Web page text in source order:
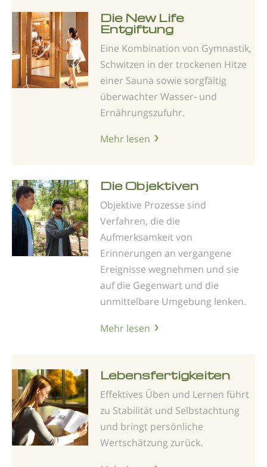
Die New Life
Entgiftung
Eine Kombination von Gymnastik,
Schwitzen in der trockenen Hitze
einer Sauna sowie sorgfältig
überwachter Wasser- und
Ernährungszufuhr.
Mehr lesen
Die Objektiven
Objektive Prozesse sind
Verfahren, die die
Aufmerksamkeit von
Erinnerungen an vergangene
Ereignisse wegnehmen und sie
auf die Gegenwart und die
unmittelbare Umgebung lenken.
Mehr lesen
Lebens­fertigkeiten
Effektives Üben und Lernen führt
zu Stabilität und Selbstachtung
und bringt persönliche
Wertschätzung zurück.